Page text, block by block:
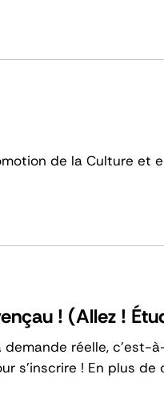
de la Culture et
! (Allez !
réelle, c’est-
s’inscrire ! En plus